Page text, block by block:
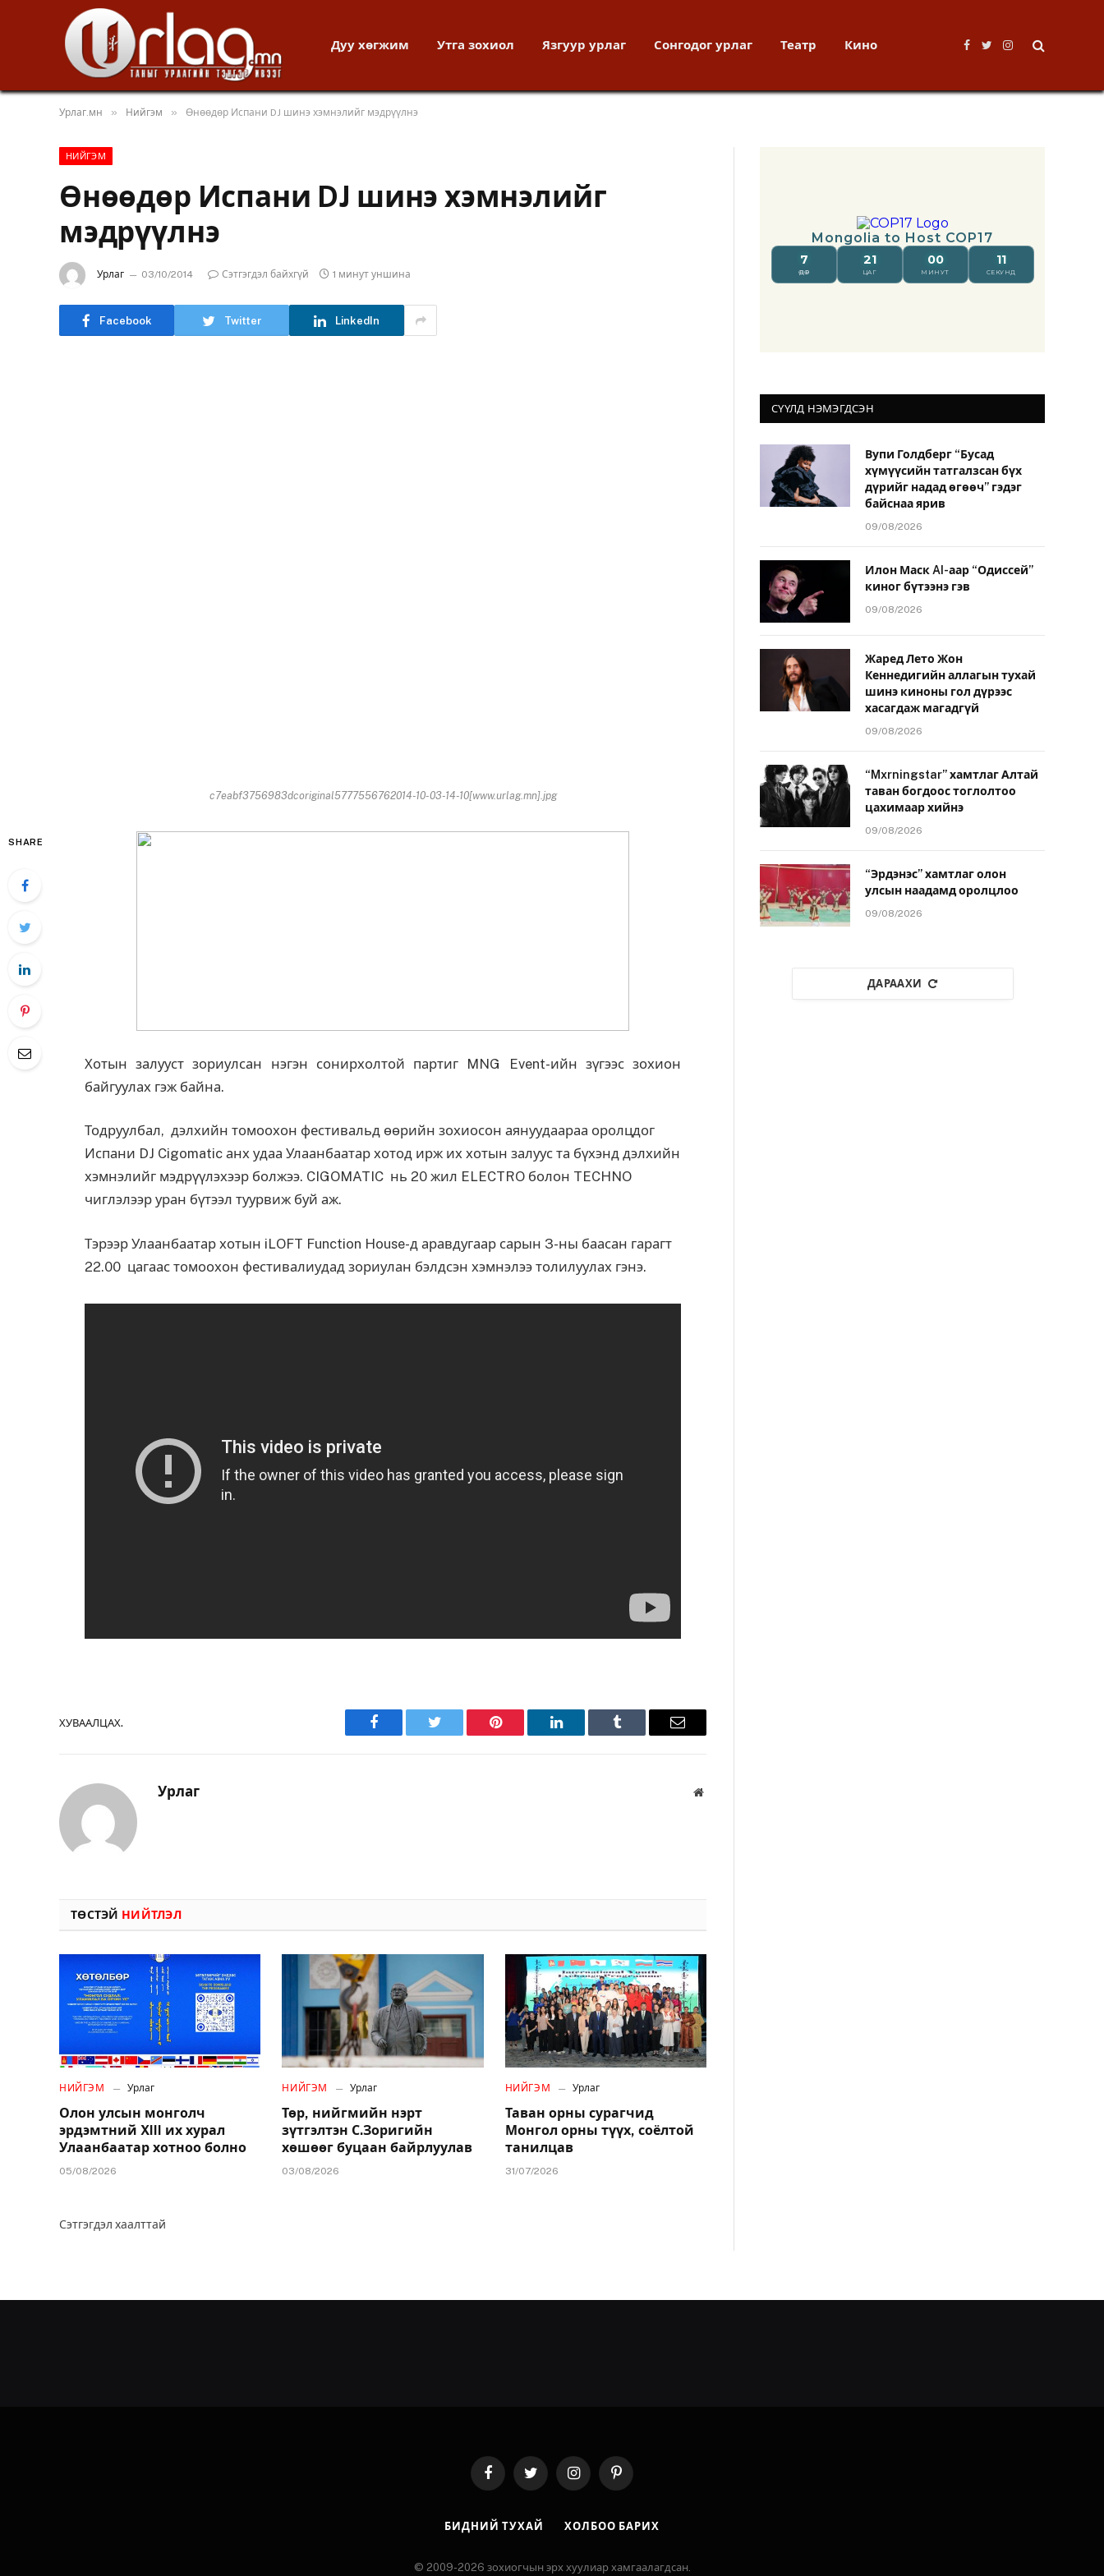
Дуу хөгжим Утга зохиол Язгуур урлаг Сонгодог урлаг Театр Кино
Facebook
TwitterInstagram
Урлаг.мн » Нийгэм » Өнөөдөр Испани DJ шинэ хэмнэлийг мэдрүүлнэ
НИЙГЭМ
Өнөөдөр Испани DJ шинэ хэмнэлийг
мэдрүүлнэ
Урлаг 03/10/2014 Сэтгэгдэл байхгүй 1 минут уншина
Facebook Twitter LinkedIn
c7eabf3756983dcoriginal5777556762014-10-03-14-10[www.urlag.mn].jpg
SHARE
Хотын залууст зориулсан нэгэн сонирхолтой партиг MNG Event-ийн зүгээс зохион
байгуулах гэж байна.
Тодруулбал, дэлхийн томоохон фестивальд өөрийн зохиосон аянуудаараа оролцдог
Испани DJ Cigomatic анх удаа Улаанбаатар хотод ирж их хотын залуус та бүхэнд дэлхийн
хэмнэлийг мэдрүүлэхээр болжээ. CIGOMATIC нь 20 жил ELECTRO болон TECHNO
чиглэлээр уран бүтээл туурвиж буй аж.
Тэрээр Улаанбаатар хотын iLOFT Function House-д аравдугаар сарын 3-ны баасан гарагт
22.00 цагаас томоохон фестивалиудад зориулан бэлдсэн хэмнэлээ толилуулах гэнэ.
ХУВААЛЦАХ.
Facebook Twitter Pinterest LinkedIn Tumblr Имэйл
Урлаг Вэбсайт
ТӨСТЭЙ НИЙТЛЭЛ
НИЙГЭМ Урлаг
Олон улсын монголч
эрдэмтний XIII их хурал
Улаанбаатар хотноо болно
05/08/2026
НИЙГЭМ Урлаг
Төр, нийгмийн нэрт
зүтгэлтэн С.Зоригийн
хөшөөг буцаан байрлуулав
03/08/2026
НИЙГЭМ Урлаг
Таван орны сурагчид
Монгол орны түүх, соёлтой
танилцав
31/07/2026
Сэтгэгдэл хаалттай
СҮҮЛД НЭМЭГДСЭН
Вупи Голдберг “Бусад
хүмүүсийн татгалзсан бүх
дүрийг надад өгөөч” гэдэг
байснаа ярив
09/08/2026
Илон Маск AI-аар “Одиссей”
киног бүтээнэ гэв
09/08/2026
Жаред Лето Жон
Кеннедигийн аллагын тухай
шинэ киноны гол дүрээс
хасагдаж магадгүй
09/08/2026
“Mxrningstar” хамтлаг Алтай
таван богдоос тоглолтоо
цахимаар хийнэ
09/08/2026
“Эрдэнэс” хамтлаг олон
улсын наадамд оролцлоо
09/08/2026
ДАРААХИ
FacebookTwitter InstagramPinterest
БИДНИЙ ТУХАЙ ХОЛБОО БАРИХ
© 2009-2026 зохиогчын эрх хуулиар хамгаалагдсан.